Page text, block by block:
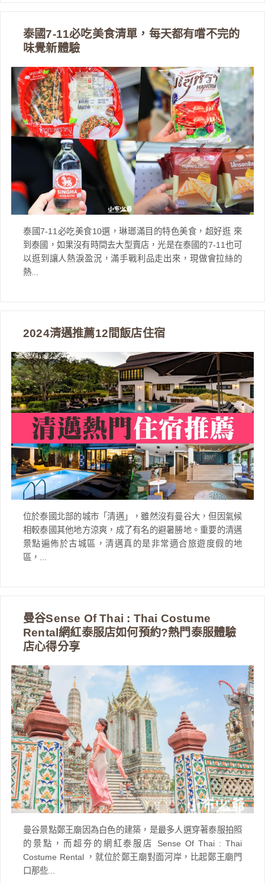
泰國7-11必吃美食清單，每天都有嚐不完的
味覺新體驗
泰國7-11必吃美食10選，琳瑯滿目的特色美食，超好逛 來
到泰國，如果沒有時間去大型賣店，光是在泰國的7-11也可
以逛到讓人熱淚盈況，滿手戰利品走出來，現做會拉絲的
熱...
2024清邁推薦12間飯店住宿
位於泰國北部的城市「清邁」，雖然沒有曼谷大，但因氣候
相較泰國其他地方涼爽，成了有名的避暑勝地。重要的清邁
景點遍佈於古城區，清邁真的是非常適合旅遊度假的地
區，...
曼谷Sense Of Thai : Thai Costume
Rental網紅泰服店如何預約?熱門泰服體驗
店心得分享
曼谷景點鄭王廟因為白色的建築，是最多人選穿著泰服拍照
的景點，而超夯的網紅泰服店 Sense Of Thai : Thai
Costume Rental ，就位於鄭王廟對面河岸，比起鄭王廟門
口那些...